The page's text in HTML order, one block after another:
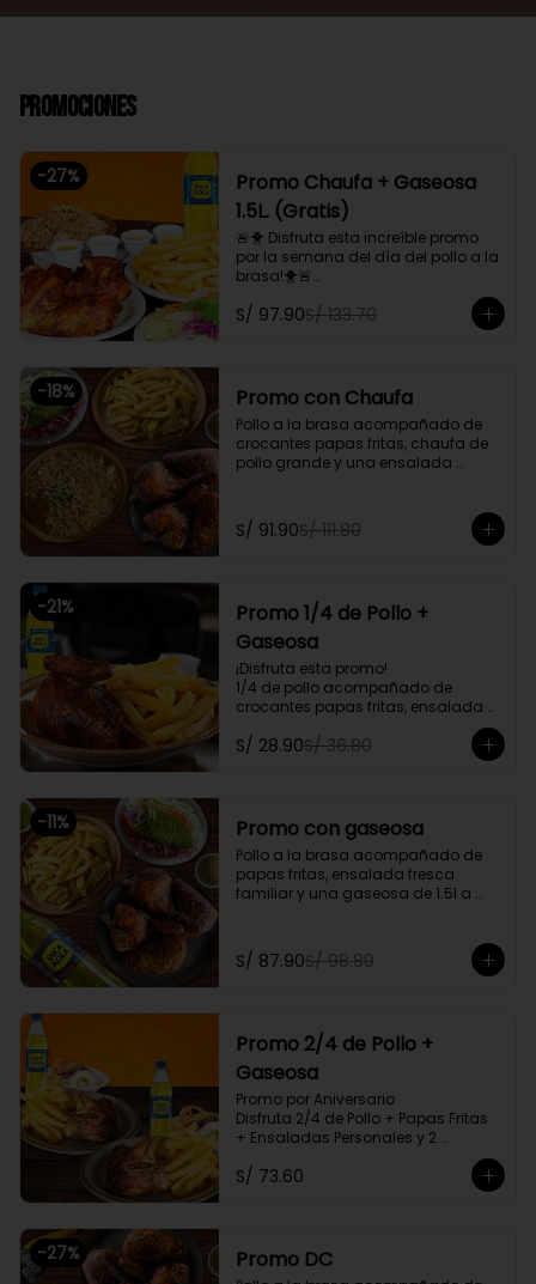
Promociones
-27%
Promo Chaufa + Gaseosa
1.5L. (Gratis)
🚨🐥 Disfruta esta increíble promo
por la semana del día del pollo a la
brasa!🐥🚨
Pollo a la brasa, acompañado de
papas fritas, ensalada familiar y un
Promoción exclusiva para llevar o
delivery
S/ 97.90S/ 133.70
-18% Promo con Chaufa
Pollo a la brasa acompañado de
crocantes papas fritas, chaufa de
pollo grande y una ensalada
Promoción exclusiva para llevar o
delivery
S/ 91.90S/ 111.80
-21%
Promo 1/4 de Pollo +
Gaseosa
¡Disfruta esta promo!
1/4 de pollo acompañado de
crocantes papas fritas, ensalada
personal y gratis una gaseosa de
500ml.
S/ 28.90S/ 36.80
-11% Promo con gaseosa
Pollo a la brasa acompañado de
papas fritas, ensalada fresca
familiar y una gaseosa de 1.5l a
Promoción exclusiva para llevar o
delivery
S/ 87.90S/ 98.80
Promo 2/4 de Pollo +
Gaseosa
Promo por Aniversario
Disfruta 2/4 de Pollo + Papas Fritas
+ Ensaladas Personales y 2
S/ 73.60
-27% Promo DC